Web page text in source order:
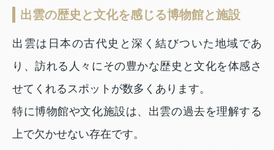
出雲の歴史と文化を感じる博物館と施設
出雲は日本の古代史と深く結びついた地域であ
り、訪れる人々にその豊かな歴史と文化を体感さ
せてくれるスポットが数多くあります。
特に博物館や文化施設は、出雲の過去を理解する
上で欠かせない存在です。